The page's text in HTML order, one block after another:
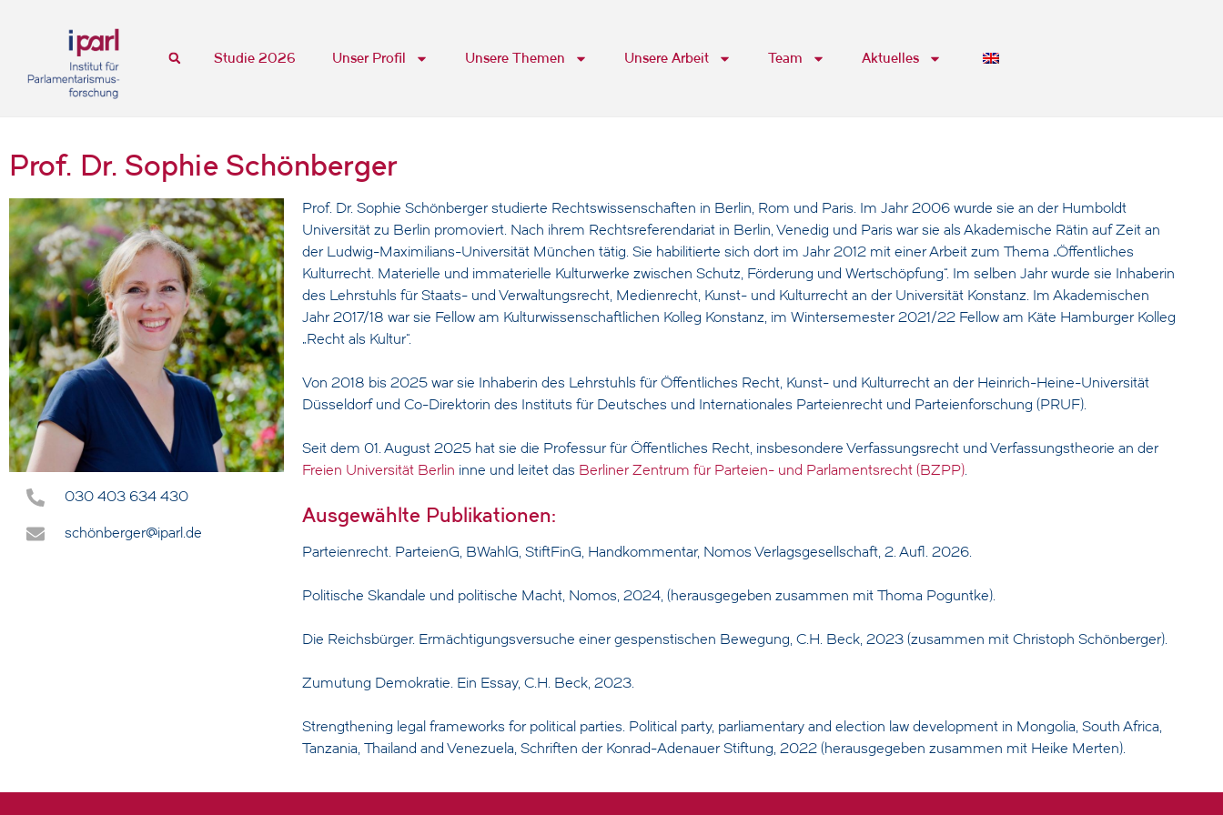
Studie 2026 Unser Profil Unsere Themen Unsere Arbeit Team Aktuelles
Prof. Dr. Sophie Schönberger
030 403 634 430
schönberger@iparl.de
Prof. Dr. Sophie Schönberger studierte Rechtswissenschaften in Berlin, Rom und Paris. Im Jahr 2006 wurde sie an der Humboldt
Universität zu Berlin promoviert. Nach ihrem Rechtsreferendariat in Berlin, Venedig und Paris war sie als Akademische Rätin auf Zeit an
der Ludwig-Maximilians-Universität München tätig. Sie habilitierte sich dort im Jahr 2012 mit einer Arbeit zum Thema „Öffentliches
Kulturrecht. Materielle und immaterielle Kulturwerke zwischen Schutz, Förderung und Wertschöpfung“. Im selben Jahr wurde sie Inhaberin
des Lehrstuhls für Staats- und Verwaltungsrecht, Medienrecht, Kunst- und Kulturrecht an der Universität Konstanz. Im Akademischen
Jahr 2017/18 war sie Fellow am Kulturwissenschaftlichen Kolleg Konstanz, im Wintersemester 2021/22 Fellow am Käte Hamburger Kolleg
„Recht als Kultur“.
Von 2018 bis 2025 war sie Inhaberin des Lehrstuhls für Öffentliches Recht, Kunst- und Kulturrecht an der Heinrich-Heine-Universität
Düsseldorf und Co-Direktorin des Instituts für Deutsches und Internationales Parteienrecht und Parteienforschung (PRUF).
Seit dem 01. August 2025 hat sie die Professur für Öffentliches Recht, insbesondere Verfassungsrecht und Verfassungstheorie an der
Freien Universität Berlin inne und leitet das Berliner Zentrum für Parteien- und Parlamentsrecht (BZPP).
Ausgewählte Publikationen:
Parteienrecht. ParteienG, BWahlG, StiftFinG, Handkommentar, Nomos Verlagsgesellschaft, 2. Aufl. 2026.
Politische Skandale und politische Macht, Nomos, 2024, (herausgegeben zusammen mit Thoma Poguntke).
Die Reichsbürger. Ermächtigungsversuche einer gespenstischen Bewegung, C.H. Beck, 2023 (zusammen mit Christoph Schönberger).
Zumutung Demokratie. Ein Essay, C.H. Beck, 2023.
Strengthening legal frameworks for political parties. Political party, parliamentary and election law development in Mongolia, South Africa,
Tanzania, Thailand and Venezuela, Schriften der Konrad-Adenauer Stiftung, 2022 (herausgegeben zusammen mit Heike Merten).